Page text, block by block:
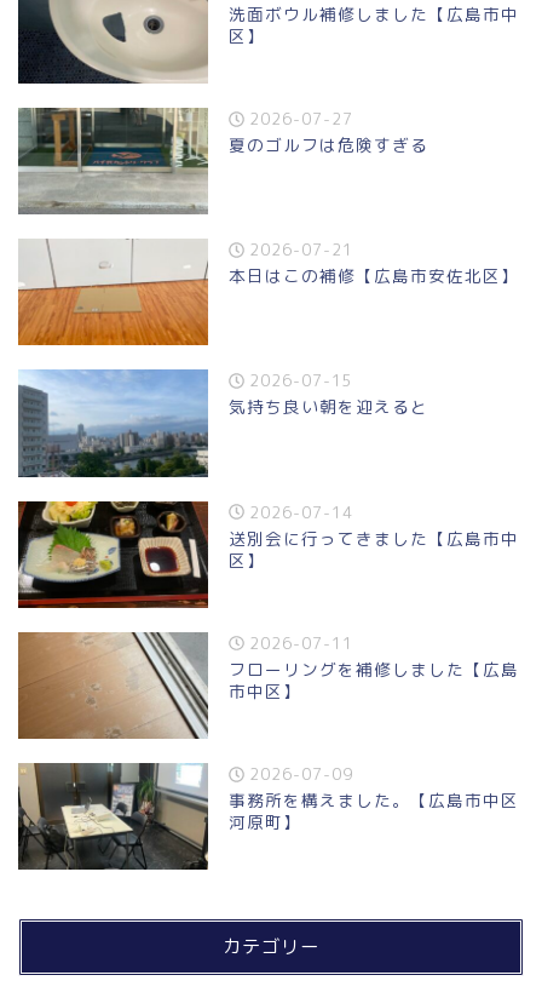
洗面ボウル補修しました【広島市中
区】
2026-07-27
夏のゴルフは危険すぎる
2026-07-21
本日はこの補修【広島市安佐北区】
2026-07-15
気持ち良い朝を迎えると
2026-07-14
送別会に行ってきました【広島市中
区】
2026-07-11
フローリングを補修しました【広島
市中区】
2026-07-09
事務所を構えました。【広島市中区
河原町】
カテゴリー